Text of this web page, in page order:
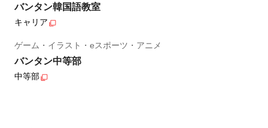
バンタン韓国語教室
キャリア
ゲーム・イラスト・eスポーツ・アニメ
バンタン中等部
中等部